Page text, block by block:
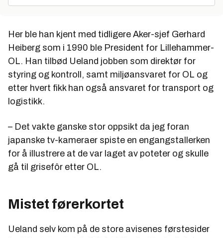
Her ble han kjent med tidligere Aker-sjef Gerhard
Heiberg som i 1990 ble President for Lillehammer-
OL. Han tilbød Ueland jobben som direktør for
styring og kontroll, samt miljøansvaret for OL og
etter hvert fikk han også ansvaret for transport og
logistikk.
– Det vakte ganske stor oppsikt da jeg foran
japanske tv-kameraer spiste en engangstallerken
for å illustrere at de var laget av poteter og skulle
gå til grisefôr etter OL.
Mistet førerkortet
Ueland selv kom på de store avisenes førstesider